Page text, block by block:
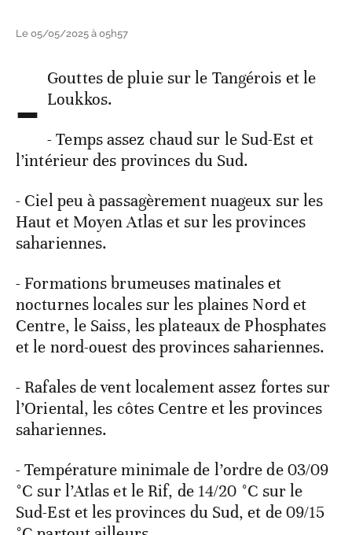
Le 05/05/2025 à 05h57
- Gouttes de pluie sur le Tangérois et le
Loukkos.
- Temps assez chaud sur le Sud-Est et
l’intérieur des provinces du Sud.
- Ciel peu à passagèrement nuageux sur les
Haut et Moyen Atlas et sur les provinces
sahariennes.
- Formations brumeuses matinales et
nocturnes locales sur les plaines Nord et
Centre, le Saiss, les plateaux de Phosphates
et le nord-ouest des provinces sahariennes.
- Rafales de vent localement assez fortes sur
l’Oriental, les côtes Centre et les provinces
sahariennes.
- Température minimale de l’ordre de 03/09
°C sur l’Atlas et le Rif, de 14/20 °C sur le
Sud-Est et les provinces du Sud, et de 09/15